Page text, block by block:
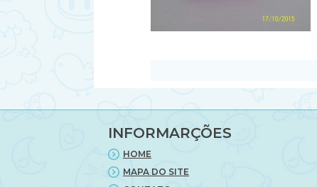
INFORMARÇÕES
HOME
MAPA DO SITE